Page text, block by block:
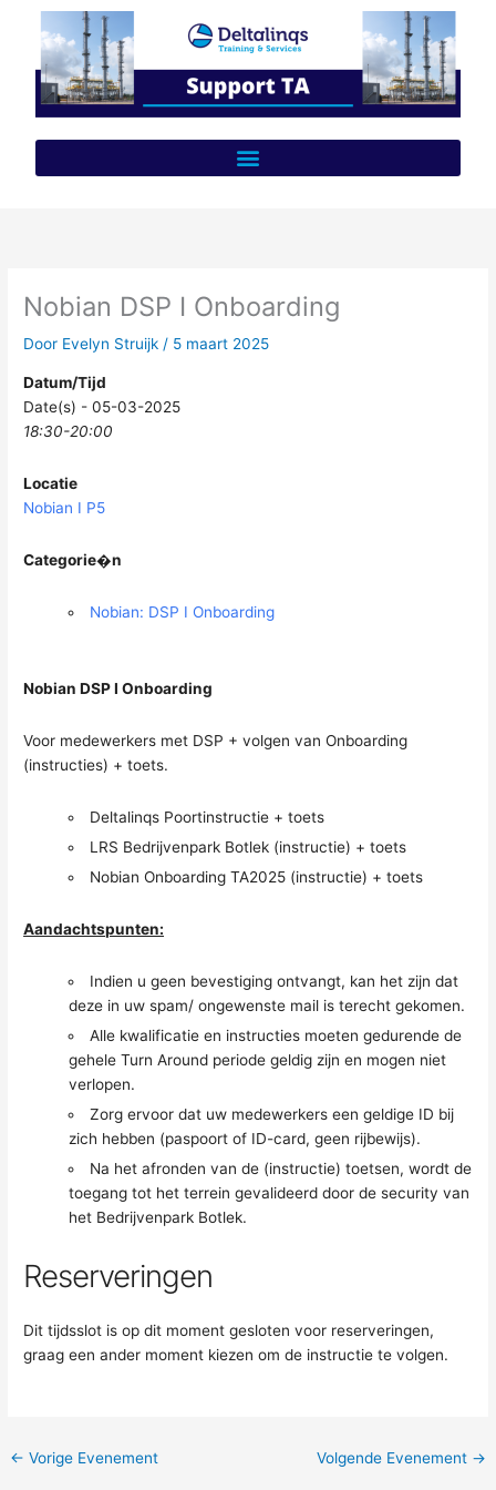
inhoud
Nobian DSP I Onboarding
Door Evelyn Struijk / 5 maart 2025
Datum/Tijd
Date(s) - 05-03-2025
18:30-20:00
Locatie
Nobian I P5
Categorie�n
Nobian: DSP I Onboarding
Nobian DSP I Onboarding
Voor medewerkers met DSP + volgen van Onboarding
(instructies) + toets.
Deltalinqs Poortinstructie + toets
LRS Bedrijvenpark Botlek (instructie) + toets
Nobian Onboarding TA2025 (instructie) + toets
Aandachtspunten:
Indien u geen bevestiging ontvangt, kan het zijn dat
deze in uw spam/ ongewenste mail is terecht gekomen.
Alle kwalificatie en instructies moeten gedurende de
gehele Turn Around periode geldig zijn en mogen niet
verlopen.
Zorg ervoor dat uw medewerkers een geldige ID bij
zich hebben (paspoort of ID-card, geen rijbewijs).
Na het afronden van de (instructie) toetsen, wordt de
toegang tot het terrein gevalideerd door de security van
het Bedrijvenpark Botlek.
Reserveringen
Dit tijdsslot is op dit moment gesloten voor reserveringen,
graag een ander moment kiezen om de instructie te volgen.
← Vorige Evenement Volgende Evenement →